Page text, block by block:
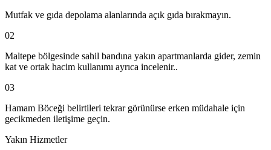
Mutfak ve gıda depolama alanlarında açık gıda bırakmayın.
02
Maltepe bölgesinde sahil bandına yakın apartmanlarda gider, zemin
kat ve ortak hacim kullanımı ayrıca incelenir..
03
Hamam Böceği belirtileri tekrar görünürse erken müdahale için
gecikmeden iletişime geçin.
Yakın Hizmetler